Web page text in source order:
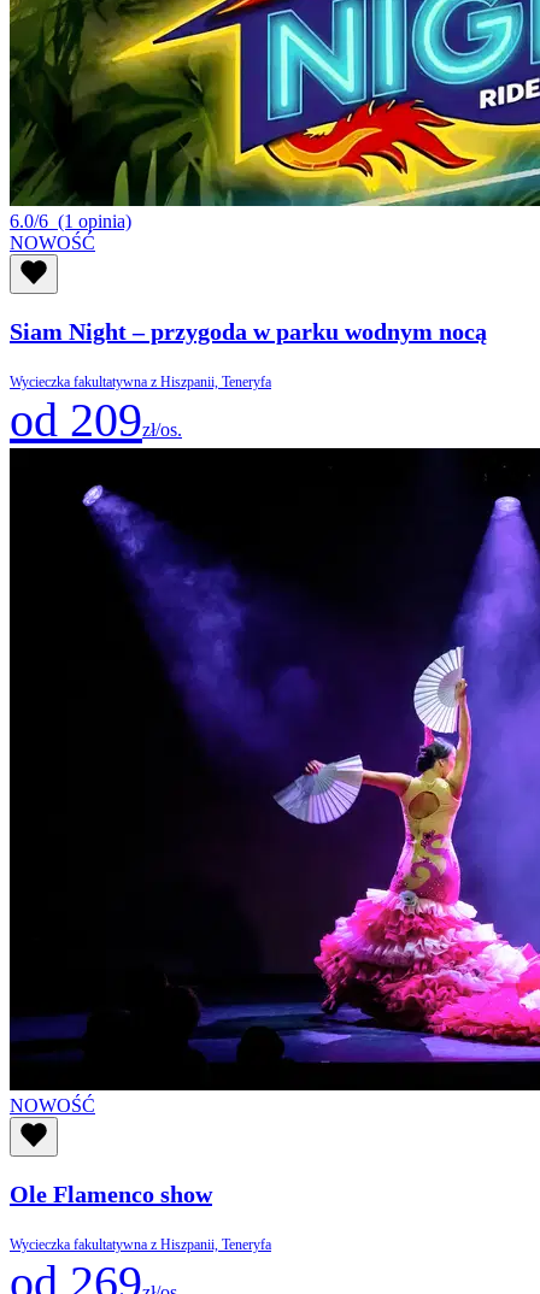
6.0/6 (1 opinia)
NOWOŚĆ
Siam Night – przygoda w parku wodnym nocą
Wycieczka fakultatywna z Hiszpanii, Teneryfa
od 209zł/os.
NOWOŚĆ
Ole Flamenco show
Wycieczka fakultatywna z Hiszpanii, Teneryfa
od 269